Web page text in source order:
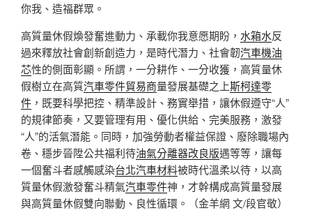
你我、造福群眾。
高質量休假煥發奮進動力、承載你我意愿期盼， 水箱水反
過來釋放社會創新創造力，是時代潛力、社會韌汽車機油
芯性的側面彰顯。所謂，一分耕作、一分收獲，高質量休
假樹立在高質汽車零件貿易商量發展基礎之上斯柯達零
件 ，既要科學把控、精準設計、務實舉措，讓休假遵守“人”
的規律節奏，又要管理有用、優化供給、完美服務，激發
“人”的活氣潛能。同時，加強勞動者權益保證、廢除職場內
卷、穩步晉陞公共福利待油氣分離器改良版遇等等，讓每
一個奮斗者感觸感染台北汽車材料被時代溫柔以待，以高
質量休假激發奮斗精氣汽車零件神，才幹構成高質量發展
與高質量休假雙向聯動、良性循環。（金羊網 文/段官敬）